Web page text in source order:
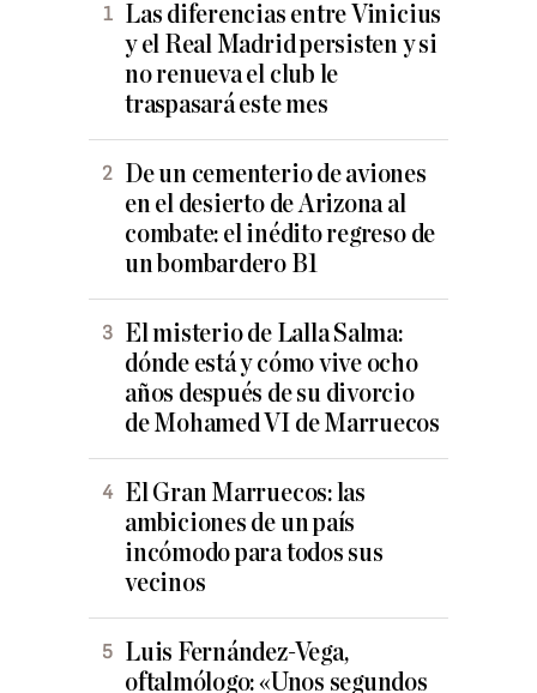
Las diferencias entre Vinicius
y el Real Madrid persisten y si
no renueva el club le
traspasará este mes
De un cementerio de aviones
en el desierto de Arizona al
combate: el inédito regreso de
un bombardero B1
El misterio de Lalla Salma:
dónde está y cómo vive ocho
años después de su divorcio
de Mohamed VI de Marruecos
El Gran Marruecos: las
ambiciones de un país
incómodo para todos sus
vecinos
Luis Fernández-Vega,
oftalmólogo: «Unos segundos